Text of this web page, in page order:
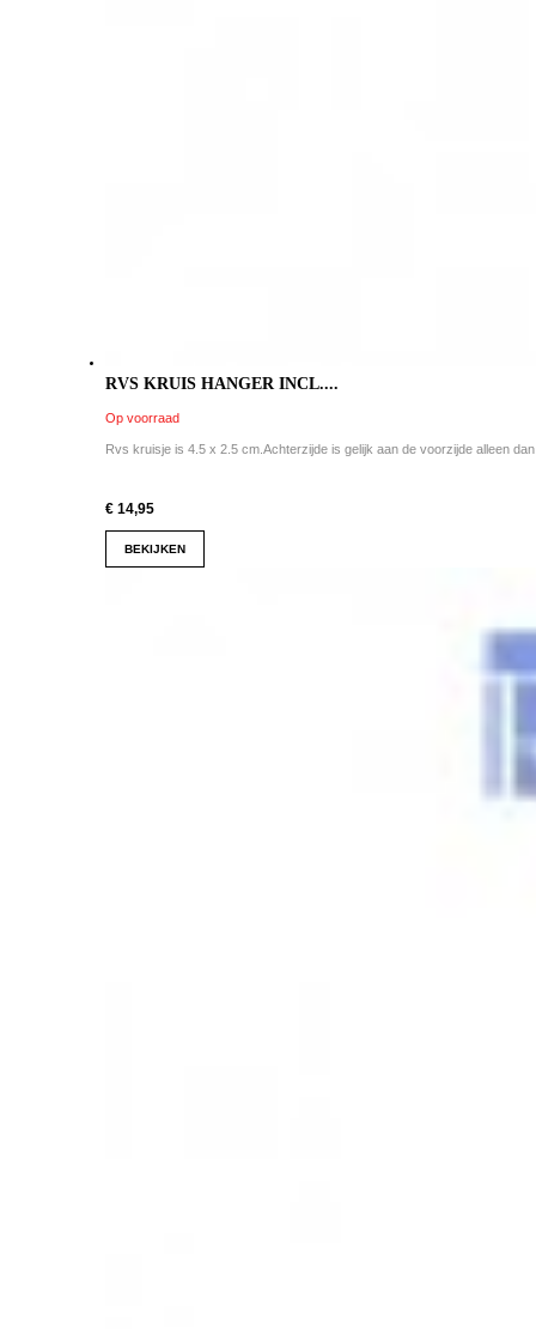
RVS KRUIS HANGER INCL....
Op voorraad
Rvs kruisje is 4.5 x 2.5 cm.Achterzijde is gelijk aan de voorzijde alleen
€ 14,95
BEKIJKEN